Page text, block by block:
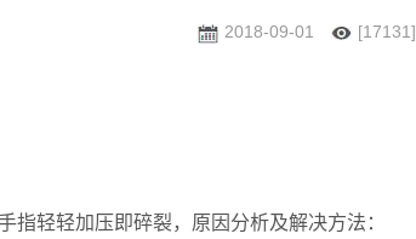
2018-09-01 [17131]
轻轻加压即碎裂，原因分析及解决方法：